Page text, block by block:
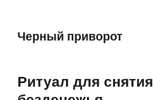
Черный приворот
Ритуал для снятия